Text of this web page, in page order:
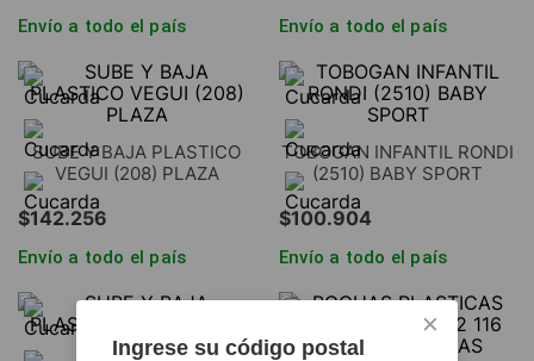
×
Ingrese su código postal
Envío a todo el país Envío a todo el país
SUBE Y BAJA PLASTICO
VEGUI (208) PLAZA
$142.256
Envío a todo el país
TOBOGAN INFANTIL RONDI
(2510) BABY SPORT
$100.904
Envío a todo el país